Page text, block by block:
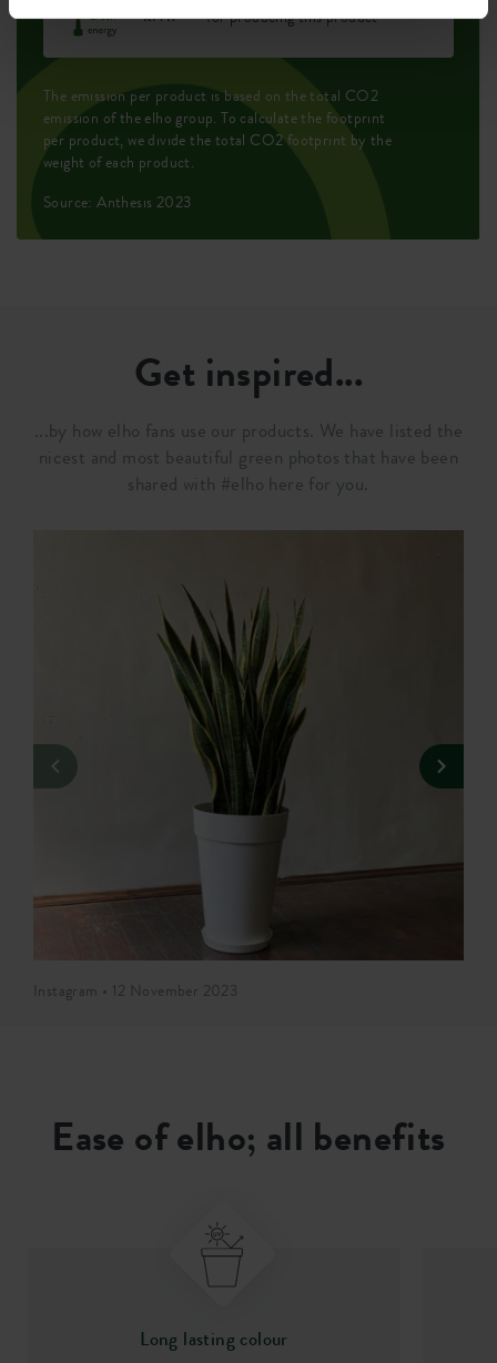
kWh
for producing this product
The emission per product is based on the total CO2
emission of the elho group. To calculate the footprint
per product, we divide the total CO2 footprint by the
weight of each product.
Source: Anthesis 2023
Get inspired...
...by how elho fans use our products. We have listed the
nicest and most beautiful green photos that have been
shared with #elho here for you.
Instagram • 12 November 2023
Ease of elho; all benefits
Long lasting colour